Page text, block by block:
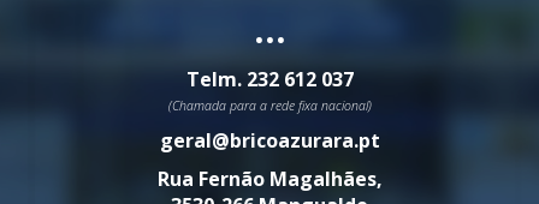
...
Telm. 232 612 037
(Chamada para a rede fixa nacional)
geral@bricoazurara.pt
Rua Fernão Magalhães,